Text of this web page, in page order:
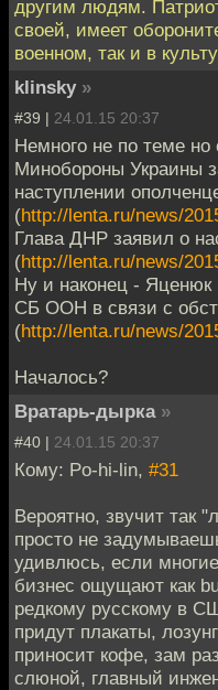
другим людям.
своей, имеет
военном, так и в
klinsky »
#39 | 24.01.15 20:37
Немного не по теме
Минобороны Украины
наступлении
(http://lenta.ru/news/
Глава ДНР заявил о
(http://lenta.ru/news/
Ну и наконец - Яценюк
СБ ООН в связи с
(http://lenta.ru/news/
Началось?
Вратарь-дырка »
#40 | 24.01.15 20:37
Кому: Po-hi-lin, #31
Вероятно, звучит
просто не
удивлюсь, если
бизнес ощущают как
редкому русскому в
придут плакаты,
приносит кофе, зам
слюной, главный